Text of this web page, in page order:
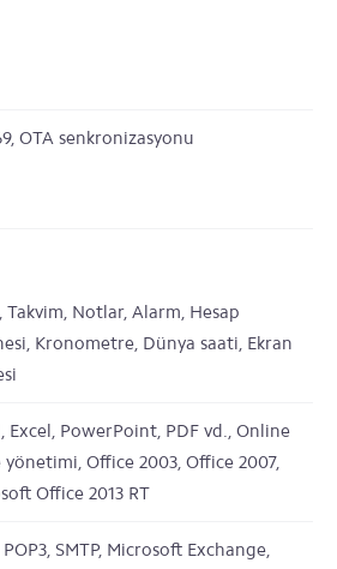
OTA senkronizasyonu
Takvim, Notlar, Alarm, Hesap
Kronometre, Dünya saati, Ekran
Excel, PowerPoint, PDF vd., Online
yönetimi, Office 2003, Office 2007,
Office 2013 RT
POP3, SMTP, Microsoft Exchange,